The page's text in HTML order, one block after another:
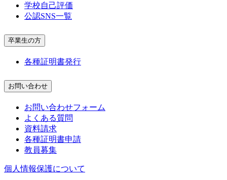
学校自己評価
公認SNS一覧
卒業生の方
各種証明書発行
お問い合わせ
お問い合わせフォーム
よくある質問
資料請求
各種証明書申請
教員募集
個人情報保護について